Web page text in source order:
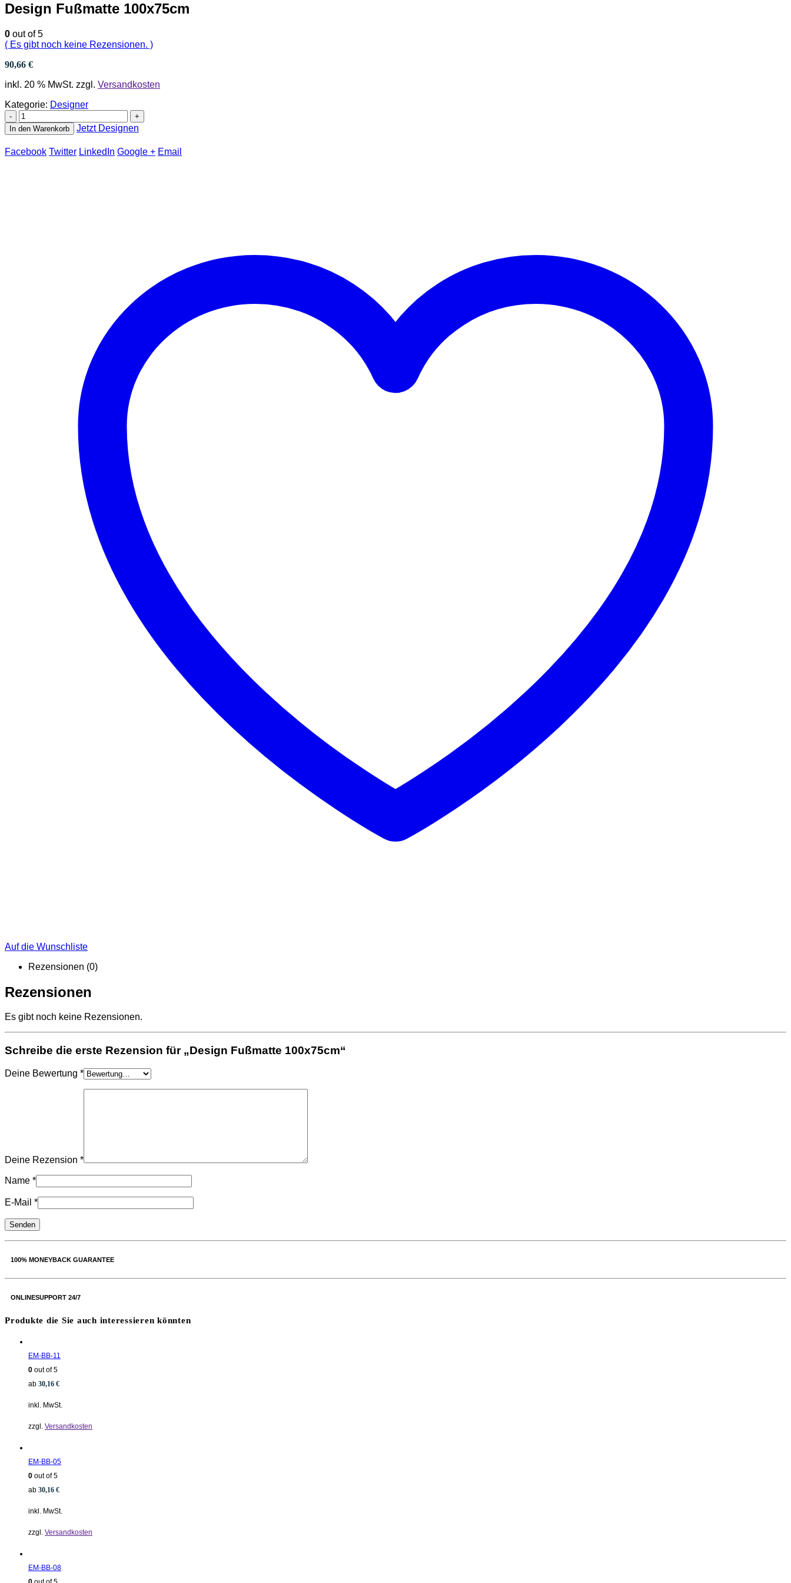
Design Fußmatte 100x75cm
0 out of 5
( Es gibt noch keine Rezensionen. )
90,66 €
inkl. 20 % MwSt. zzgl. Versandkosten
Kategorie: Designer
-
+
In den Warenkorb
Jetzt Designen
Facebook Twitter LinkedIn Google + Email
Auf die Wunschliste
Rezensionen (0)
Rezensionen
Es gibt noch keine Rezensionen.
Schreibe die erste Rezension für „Design Fußmatte 100x75cm“
Deine Bewertung *
Deine Rezension *
Name *
E-Mail *
100% MONEYBACK GUARANTEE
ONLINESUPPORT 24/7
Produkte die Sie auch interessieren könnten
EM-BB-11
0 out of 5
ab 30,16 €
inkl. MwSt.
zzgl. Versandkosten
EM-BB-05
0 out of 5
ab 30,16 €
inkl. MwSt.
zzgl. Versandkosten
EM-BB-08